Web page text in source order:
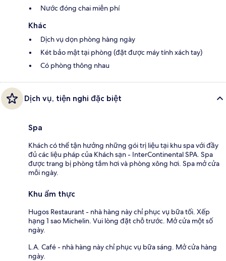
Nước đóng chai miễn phí
Khác
Dịch vụ dọn phòng hàng ngày
Két bảo mật tại phòng (đặt được máy tính xách tay)
Có phòng thông nhau
Dịch vụ, tiện nghi đặc biệt
Spa
Khách có thể tận hưởng những gói trị liệu tại khu spa với đầy
đủ các liệu pháp của Khách sạn - InterContinental SPA. Spa
được trang bị phòng tắm hơi và phòng xông hơi. Spa mở cửa
mỗi ngày.
Khu ẩm thực
Hugos Restaurant - nhà hàng này chỉ phục vụ bữa tối. Xếp
hạng 1 sao Michelin. Vui lòng đặt chỗ trước. Mở cửa một số
ngày.
L.A. Café - nhà hàng này chỉ phục vụ bữa sáng. Mở cửa hàng
ngày.